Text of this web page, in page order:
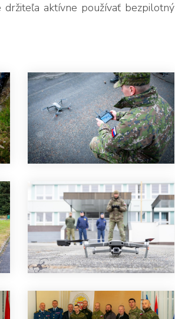
držiteľa aktívne používať bezpilotný